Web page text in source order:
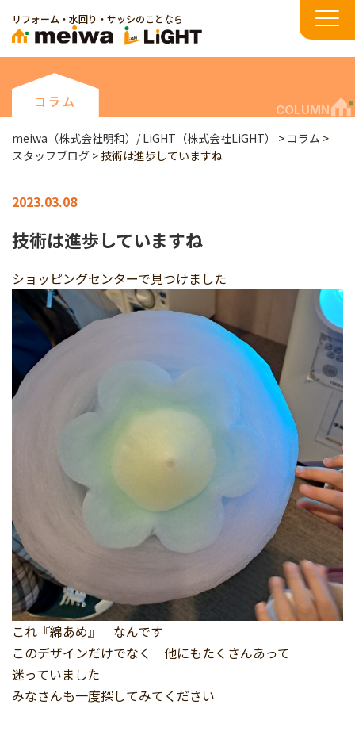
リフォーム・水回り・サッシのことなら
コラム
COLUMN
meiwa（株式会社明和）/ LiGHT（株式会社LiGHT） > コラム >
スタッフブログ > 技術は進歩していますね
2023.03.08
技術は進歩していますね
ショッピングセンターで見つけました
これ『綿あめ』 なんです
このデザインだけでなく 他にもたくさんあって
迷っていました
みなさんも一度探してみてください